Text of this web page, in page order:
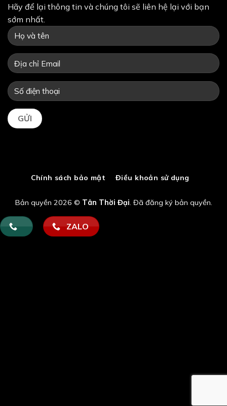
Hãy để lại thông tin và chúng tôi sẽ liên hệ lại với bạn
sớm nhất.
Chính sách bảo mật Điều khoản sử dụng
Bản quyền 2026 © Tân Thời Đại. Đã đăng ký bản quyền.
ZALO